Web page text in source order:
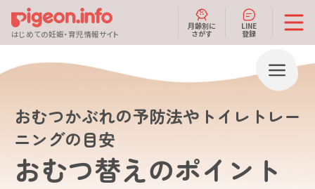
はじめての妊娠・育児情報サイト
月齢別に
さがす
LINE
登録
おむつかぶれの予防法やトイレトレー
ニングの目安
おむつ替えのポイント